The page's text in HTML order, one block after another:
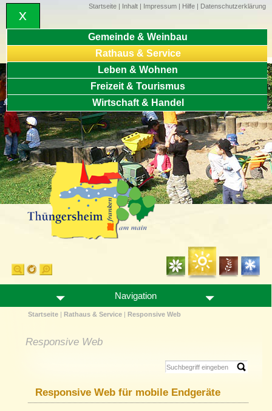
Startseite | Inhalt | Impressum | Hilfe | Datenschutzerklärung
Gemeinde & Weinbau
Rathaus & Service
Leben & Wohnen
Freizeit & Tourismus
Wirtschaft & Handel
Navigation
Startseite | Rathaus & Service | Responsive Web
Responsive Web
Responsive Web für mobile Endgeräte